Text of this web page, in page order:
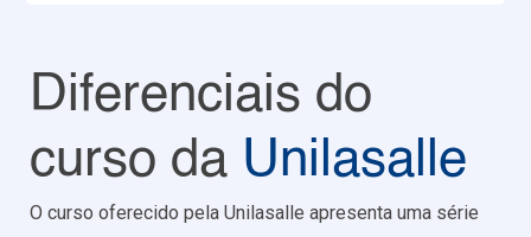
Diferenciais do
curso da Unilasalle
O curso oferecido pela Unilasalle apresenta uma série